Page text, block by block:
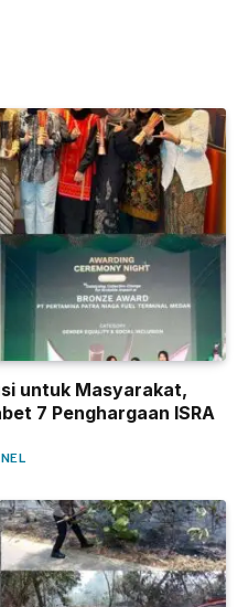
untuk Masyarakat,
7 Penghargaan ISRA